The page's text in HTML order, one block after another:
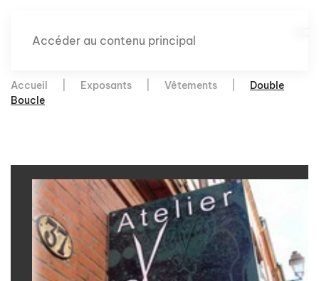
Accéder au contenu principal
Accueil Exposants Vêtements
Double
Boucle